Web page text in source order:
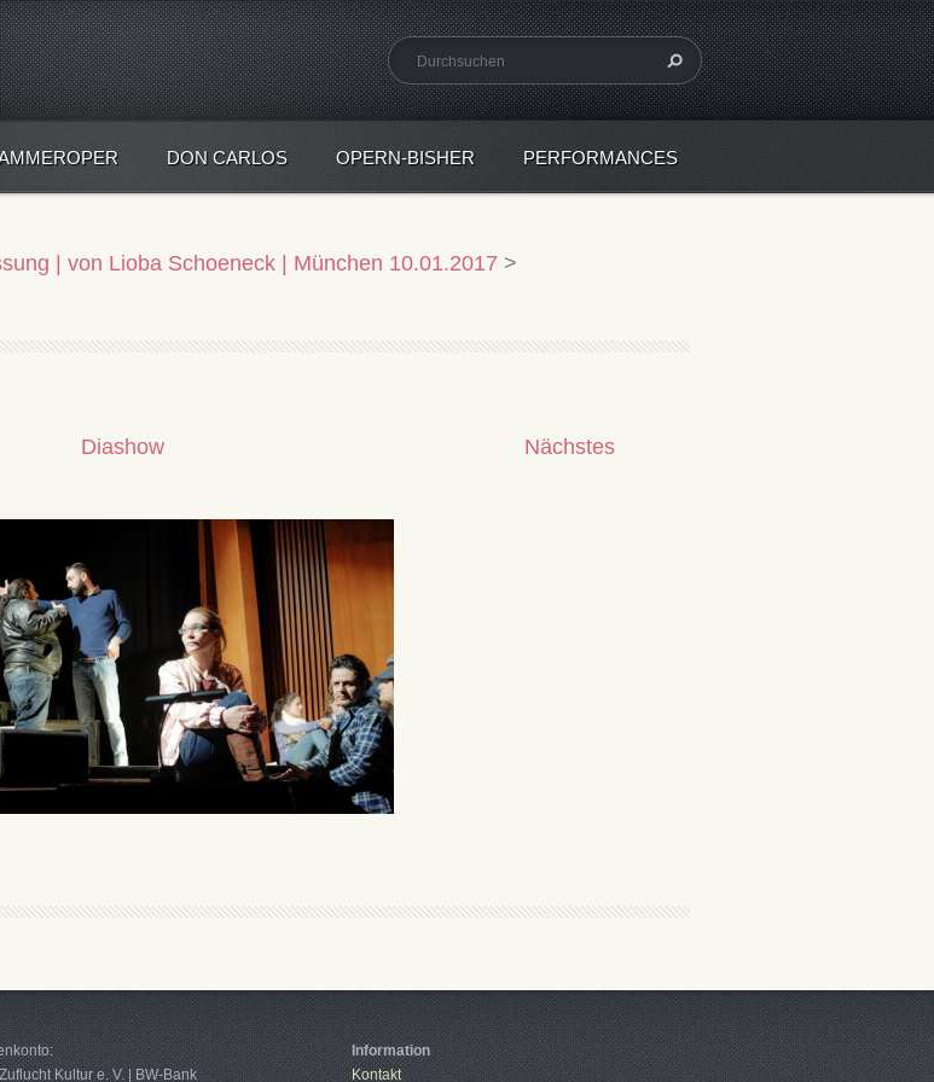
DON CARLOS OPERN-BISHER PERFORMANCES
| von Lioba Schoeneck | München 10.01.2017 >
Diashow Nächstes
Kultur e. V. | BW-Bank
Information
Kontakt